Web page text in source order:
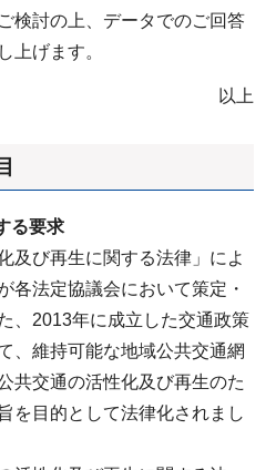
検討の上、データでのご回答
上げます。
以上
る要求
及び再生に関する法律」によ
各法定協議会において策定・
、2013年に成立した交通政策
、維持可能な地域公共交通網
共交通の活性化及び再生のた
を目的として法律化されまし